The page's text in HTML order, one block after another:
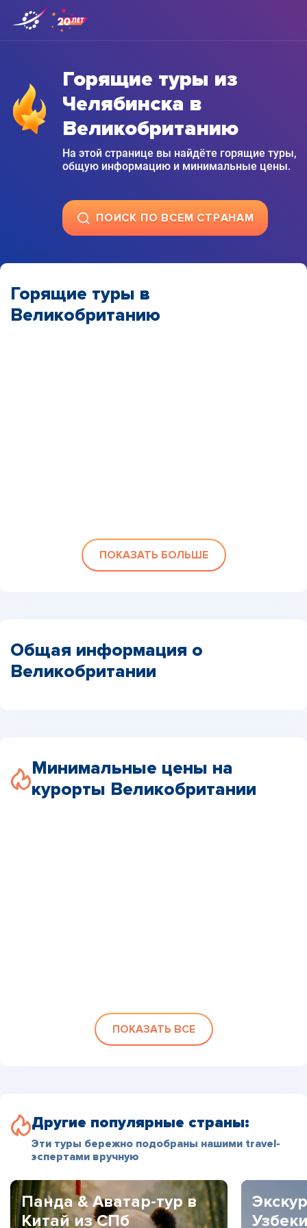
Горящие туры из
Челябинска в
Великобританию
На этой странице вы найдёте горящие туры,
общую информацию и минимальные цены.
ПОИСК ПО ВСЕМ СТРАНАМ
Горящие туры в
Великобританию
ПОКАЗАТЬ БОЛЬШЕ
Общая информация о
Великобритании
Минимальные цены на
курорты Великобритании
ПОКАЗАТЬ ВСЕ
Другие популярные страны:
Эти туры бережно подобраны нашими travel-
эспертами вручную
Панда & Аватар-тур в
Китай из СПб